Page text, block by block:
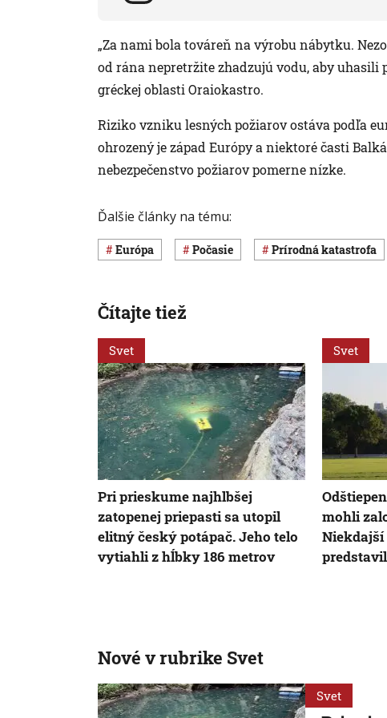
„Za nami bola továreň na výrobu nábytku.
od rána nepretržite zhadzujú vodu, aby
gréckej oblasti Oraiokastro.
Riziko vzniku lesných požiarov ostáva podľa
ohrozený je západ Európy a niektoré časti
nebezpečenstvo požiarov pomerne nízke.
Ďalšie články na tému:
Európa Počasie Prírodná katastrofa
Čítajte tiež
Svet
Pri prieskume najhlbšej
zatopenej priepasti sa utopil
elitný český potápač. Jeho telo
vytiahli z hĺbky 186 metrov
Svet
mohli
Niekdajší
Nové v rubrike Svet
Svet